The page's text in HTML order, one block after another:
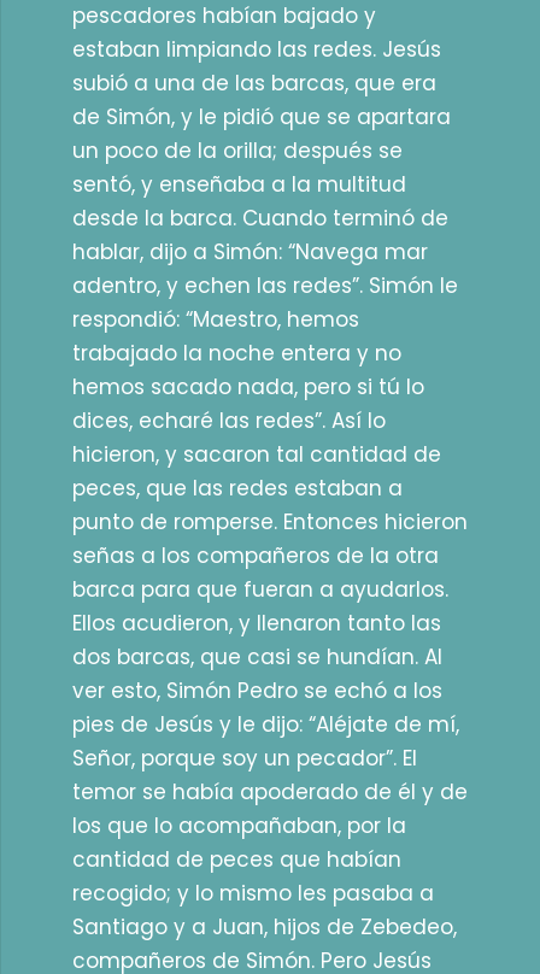
pescadores habían bajado y
estaban limpiando las redes. Jesús
subió a una de las barcas, que era
de Simón, y le pidió que se apartara
un poco de la orilla; después se
sentó, y enseñaba a la multitud
desde la barca. Cuando terminó de
hablar, dijo a Simón: “Navega mar
adentro, y echen las redes”. Simón le
respondió: “Maestro, hemos
trabajado la noche entera y no
hemos sacado nada, pero si tú lo
dices, echaré las redes”. Así lo
hicieron, y sacaron tal cantidad de
peces, que las redes estaban a
punto de romperse. Entonces hicieron
señas a los compañeros de la otra
barca para que fueran a ayudarlos.
Ellos acudieron, y llenaron tanto las
dos barcas, que casi se hundían. Al
ver esto, Simón Pedro se echó a los
pies de Jesús y le dijo: “Aléjate de mí,
Señor, porque soy un pecador”. El
temor se había apoderado de él y de
los que lo acompañaban, por la
cantidad de peces que habían
recogido; y lo mismo les pasaba a
Santiago y a Juan, hijos de Zebedeo,
compañeros de Simón. Pero Jesús